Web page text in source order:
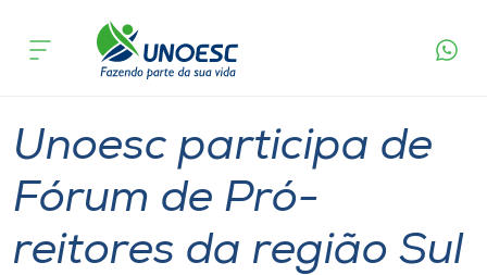
Cursos
Pesquisa
Atendimento ao Estudante
acontece
Unoesc participa de
Fórum de Pró-
reitores da região Sul